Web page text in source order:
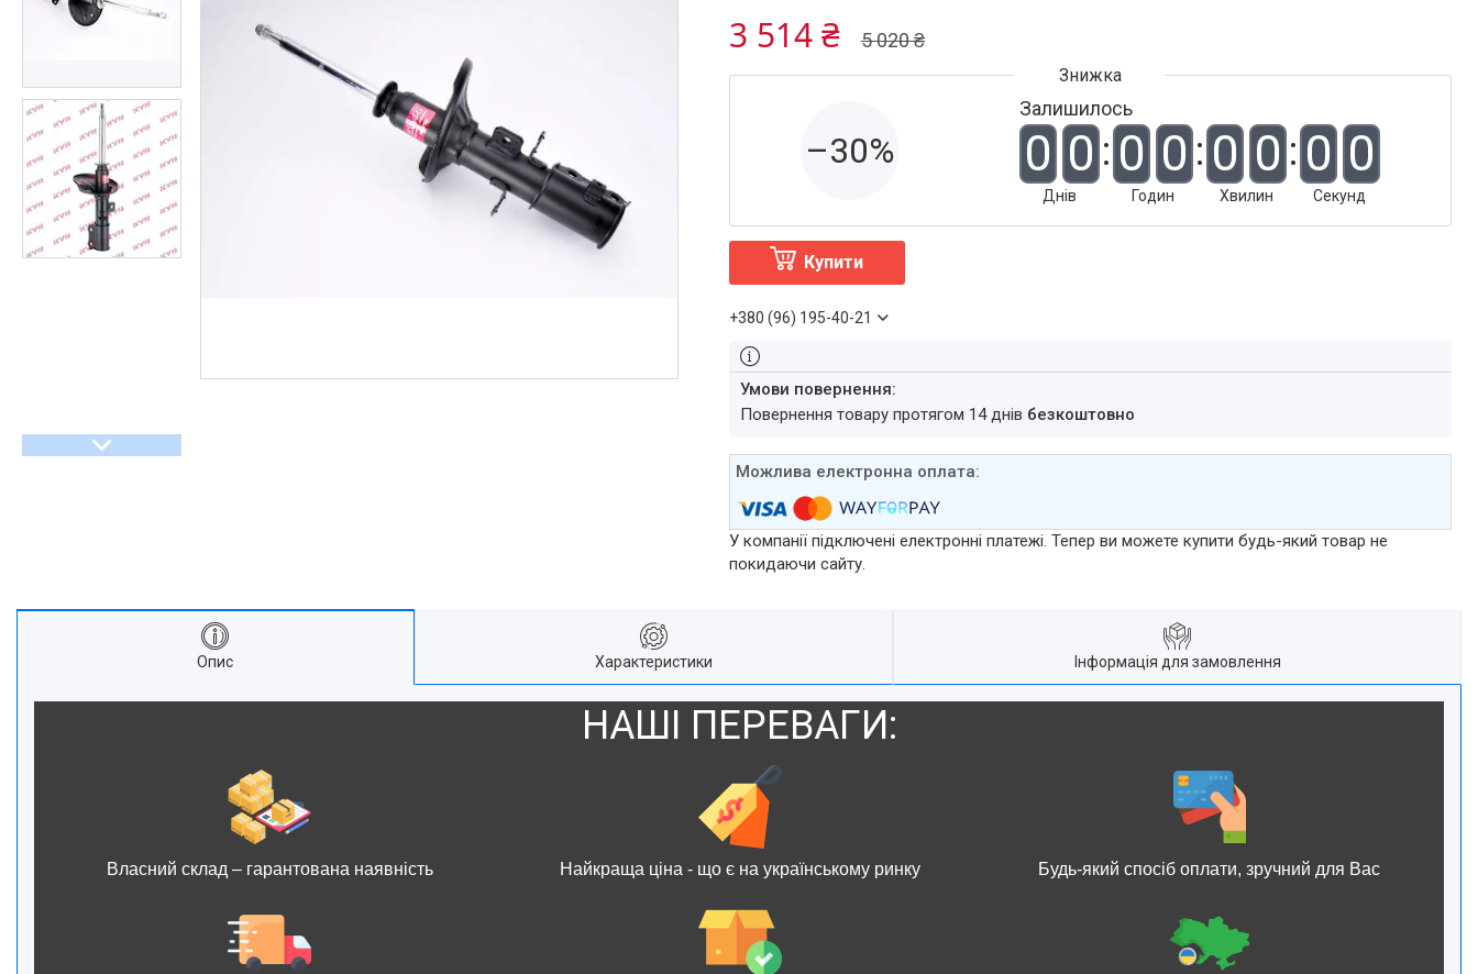
5 020 ₴
3 514 ₴
–30%
Залишилось
0 0
Днів
0 0
Годин
0 0
Хвилин
0 0
Секунд
Купити
+380 (96) 195-40-21
повернення товару протягом 14 днів безкоштовно
У компанії підключені електронні платежі. Тепер ви можете купити будь-який товар не
покидаючи сайту.
Опис Характеристики Інформація для замовлення
НАШІ ПЕРЕВАГИ:
Власний склад – гарантована наявність Найкраща ціна - що є на українському ринку Будь-який спосіб оплати, зручний для Вас